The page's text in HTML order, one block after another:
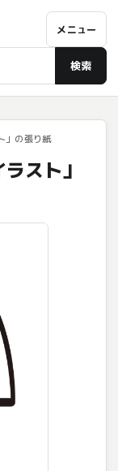
検索
メニュー
」の張り紙
スト」